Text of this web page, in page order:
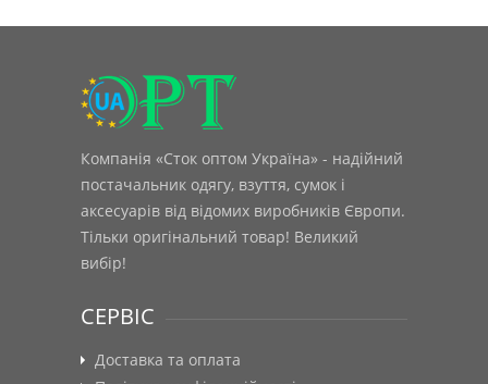
Компанія «Сток оптом Україна» - надійний
постачальник одягу, взуття, сумок і
аксесуарів від відомих виробників Європи.
Тільки оригінальний товар! Великий
вибір!
СЕРВІС
Доставка та оплата